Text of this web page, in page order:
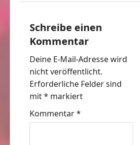
a
g
s
n
a
v
Schreibe einen
Kommentar
Deine E-Mail-Adresse wird
nicht veröffentlicht.
Erforderliche Felder sind
mit* markiert
Kommentar*